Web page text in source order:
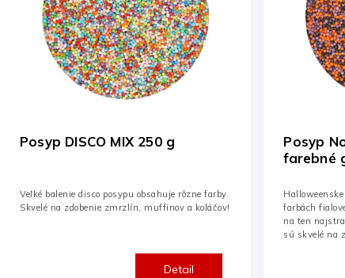
Posyp DISCO MIX 250 g
Detail
Veľké balenie disco posypu obsahuje rôzne farby.
Skvelé na zdobenie zmrzlín, muffinov a koláčov!
Posyp
farebné
farbách
na ten
sú skvelé na